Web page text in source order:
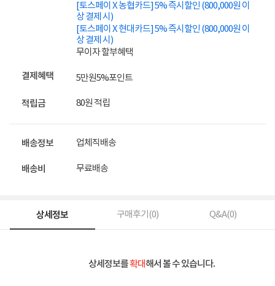
[토스페이 X 농협카드] 5% 즉시할인 (800,000원 이
상 결제 시)
[토스페이 X 현대카드] 5% 즉시할인 (800,000원 이
상 결제 시)
무이자 할부혜택
결제혜택 5만원5%포인트
적립금 80원 적립
배송정보 업체직배송
배송비 무료배송
상세정보 구매후기(0) Q&A(0)
상세정보를확대해서 볼 수 있습니다.